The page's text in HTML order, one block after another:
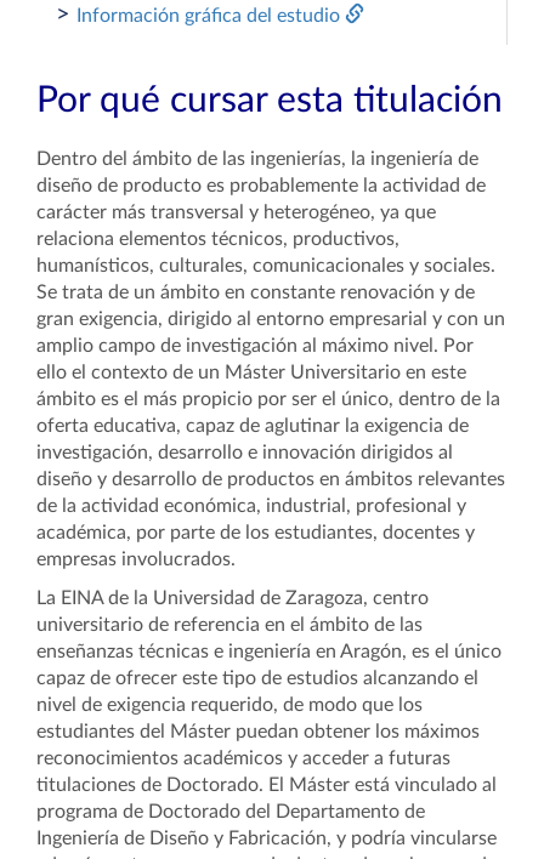
> Información gráfica del estudio
Por qué cursar esta titulación
Dentro del ámbito de las ingenierías, la ingeniería de
diseño de producto es probablemente la actividad de
carácter más transversal y heterogéneo, ya que
relaciona elementos técnicos, productivos,
humanísticos, culturales, comunicacionales y sociales.
Se trata de un ámbito en constante renovación y de
gran exigencia, dirigido al entorno empresarial y con un
amplio campo de investigación al máximo nivel. Por
ello el contexto de un Máster Universitario en este
ámbito es el más propicio por ser el único, dentro de la
oferta educativa, capaz de aglutinar la exigencia de
investigación, desarrollo e innovación dirigidos al
diseño y desarrollo de productos en ámbitos relevantes
de la actividad económica, industrial, profesional y
académica, por parte de los estudiantes, docentes y
empresas involucrados.
La EINA de la Universidad de Zaragoza, centro
universitario de referencia en el ámbito de las
enseñanzas técnicas e ingeniería en Aragón, es el único
capaz de ofrecer este tipo de estudios alcanzando el
nivel de exigencia requerido, de modo que los
estudiantes del Máster puedan obtener los máximos
reconocimientos académicos y acceder a futuras
titulaciones de Doctorado. El Máster está vinculado al
programa de Doctorado del Departamento de
Ingeniería de Diseño y Fabricación, y podría vincularse